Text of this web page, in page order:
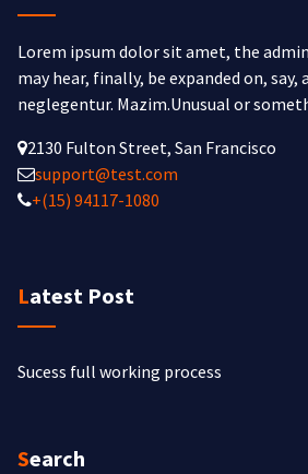
Lorem ipsum dolor sit amet, the
may hear, finally, be expanded on, say,
neglegentur. Mazim.Unusual or
2130 Fulton Street, San Francisco
support@test.com
+(15) 94117-1080
Latest Post
Sucess full working process
Search